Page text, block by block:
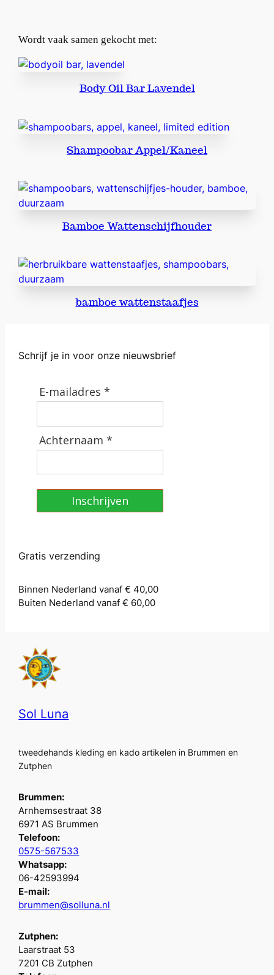
g
n
r
t
l
Wordt vaak samen gekocht met:
Body Oil Bar Lavendel
Shampoobar Appel/Kaneel
Bamboe Wattenschijfhouder
bamboe wattenstaafjes
Schrijf je in voor onze nieuwsbrief
E-mailadres *
Achternaam *
Inschrijven
Gratis verzending
Binnen Nederland vanaf € 40,00
Buiten Nederland vanaf € 60,00
Sol Luna
tweedehands kleding en kado artikelen in Brummen en
Zutphen
Brummen:
Arnhemsestraat 38
6971 AS Brummen
Telefoon:
0575-567533
Whatsapp:
06-42593994
E-mail:
brummen@solluna.nl
Zutphen:
Laarstraat 53
7201 CB Zutphen